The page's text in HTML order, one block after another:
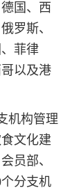
国、西
罗斯、
菲律
以及港
机构管理
文化建
员部、
分支机